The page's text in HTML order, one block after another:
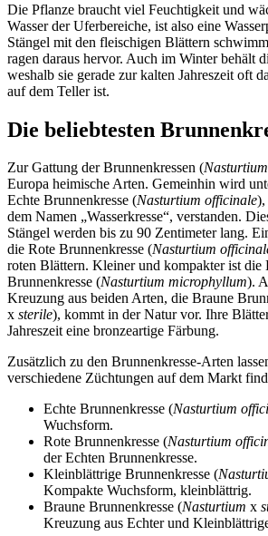
Die Pflanze braucht viel Feuchtigkeit und
Wasser der Uferbereiche, ist also eine
Stängel mit den fleischigen Blättern
ragen daraus hervor. Auch im Winter behält
weshalb sie gerade zur kalten Jahreszeit oft
auf dem Teller ist.
Die beliebtesten
Zur Gattung der Brunnenkressen (Nasturtium
Europa heimische Arten. Gemeinhin wird
Echte Brunnenkresse (Nasturtium officinale),
dem Namen „Wasserkresse“, verstanden.
Stängel werden bis zu 90 Zentimeter lang.
die Rote Brunnenkresse (Nasturtium
roten Blättern. Kleiner und kompakter ist die
Brunnenkresse (Nasturtium microphyllum).
Kreuzung aus beiden Arten, die Braune
x sterile), kommt in der Natur vor. Ihre
Jahreszeit eine bronzeartige Färbung.
Zusätzlich zu den Brunnenkresse-Arten
verschiedene Züchtungen auf dem Markt
Echte Brunnenkresse (Nasturtium
Wuchsform.
Rote Brunnenkresse (Nasturtium
der Echten Brunnenkresse.
Kleinblättrige Brunnenkresse (
Kompakte Wuchsform, kleinblättrig.
Braune Brunnenkresse (Nasturtium x
Kreuzung aus Echter und